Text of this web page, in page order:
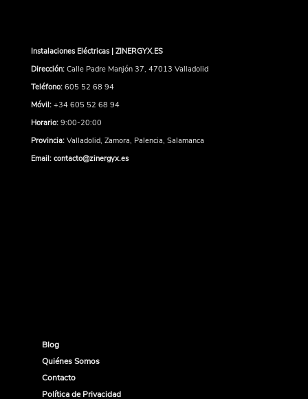
Instalaciones Eléctricas | ZINERGYX.ES
Dirección: Calle Padre Manjón 37, 47013 Valladolid
Teléfono:605 52 68 94
Móvil: +34 605 52 68 94
Horario:9:00-20:00
Provincia:Valladolid, Zamora, Palencia, Salamanca
Email: contacto@zinergyx.es
Blog
Quiénes Somos
Contacto
Política de Privacidad